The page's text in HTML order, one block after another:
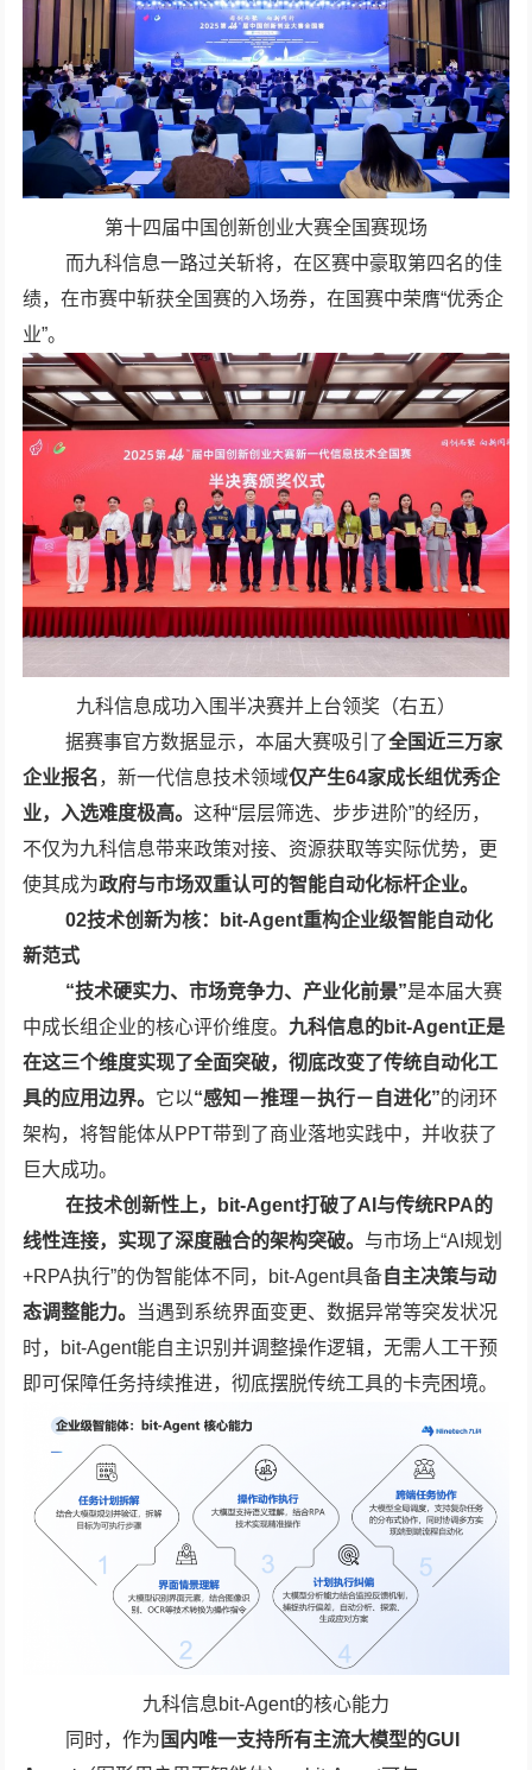
第十四届中国创新创业大赛全国赛现场
而九科信息一路过关斩将，在区赛中豪取第四名的佳
绩，在市赛中斩获全国赛的入场券，在国赛中荣膺“优秀企
业”。
九科信息成功入围半决赛并上台领奖（右五）
据赛事官方数据显示，本届大赛吸引了全国近三万家
企业报名，新一代信息技术领域仅产生64家成长组优秀企
业，入选难度极高。这种“层层筛选、步步进阶”的经历，
不仅为九科信息带来政策对接、资源获取等实际优势，更
使其成为政府与市场双重认可的智能自动化标杆企业。
02技术创新为核：bit-Agent重构企业级智能自动化
新范式
“技术硬实力、市场竞争力、产业化前景”是本届大赛
中成长组企业的核心评价维度。九科信息的bit-Agent正是
在这三个维度实现了全面突破，彻底改变了传统自动化工
具的应用边界。 它以“感知 －推理－执行－ 自进化”的闭环
架构，将智能体从PPT带到了商业落地实践中，并收获了
巨大成功。
在技术创新性上，bit-Agent打破了AI与传统RPA的
线性连接，实现了深度融合的架构突破。 与市场上“AI规划
+RPA执行”的伪智能体不同，bit-Agent具备自主决策与动
态调整能力。 当遇到系统界面变更、数据异常等突发状况
时，bit-Agent能自主识别并调整操作逻辑，无需人工干预
即可保障任务持续推进，彻底摆脱传统工具的卡壳困境。
九科信息bit-Agent的核心能力
同时，作为 国内唯一支持所有主流大模型的GUI